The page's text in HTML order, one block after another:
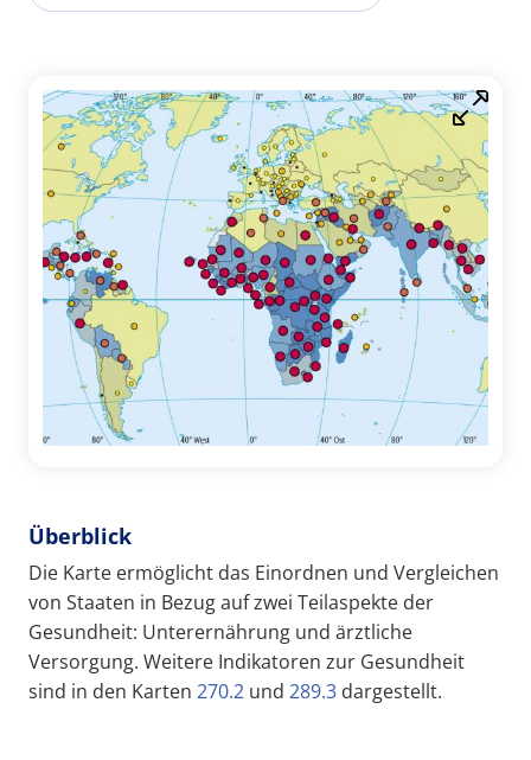
Überblick
Die Karte ermöglicht das Einordnen und Vergleichen
von Staaten in Bezug auf zwei Teilaspekte der
Gesundheit: Unterernährung und ärztliche
Versorgung. Weitere Indikatoren zur Gesundheit
sind in den Karten 270.2 und 289.3 dargestellt.